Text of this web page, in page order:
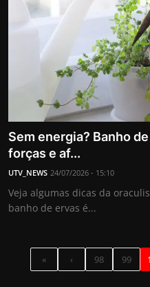
Sem energia? Banho
forças e af...
UTV_NEWS 24/07/2026 - 15:10
Veja algumas dicas da
banho de ervas é...
« ‹ 98 99